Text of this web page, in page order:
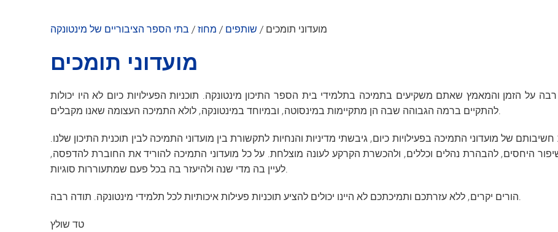
בתי הספר הציבוריים של מינטונקה /מחוז / שותפים / מועדוני תומכים
מועדוני תומכים
על הזמן והמאמץ שאתם משקיעים בתמיכה בתלמידי בית הספר התיכון מינטונקה. תוכניות הפעילויות כיום לא היו יכולות
להתקיים ברמה הגבוהה שבה הן מתקיימות במינסוטה, ובמיוחד במינטונקה, לולא התמיכה העצומה שאנו מקבלים.
של מועדוני התמיכה בפעילויות כיום, גיבשתי מדיניות והנחיות לתקשורת בין מועדוני התמיכה לבין תוכנית התיכון שלנו.
היחסים, להבהרת נהלים וכללים, ולהכשרת הקרקע לעונה מוצלחת. על כל מועדוני התמיכה להוריד את החוברת להדפסה,
לעיין בה מדי שנה ולהיעזר בה בכל פעם שמתעוררות סוגיות.
הורים יקרים, ללא עזרתכם ותמיכתכם לא היינו יכולים להציע תוכניות פעילות איכותיות לכל תלמידי מינטונקה. תודה רבה.
טד שולץ